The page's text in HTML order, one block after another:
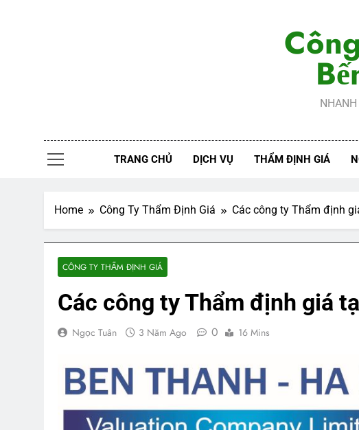
TRANG CHỦ DỊCH VỤ THẨM ĐỊNH GIÁ
Home Công Ty Thẩm Định Giá Các công ty Thẩm định
CÔNG TY THẨM ĐỊNH GIÁ
Các công ty Thẩm định giá
Ngọc Tuân 3 Năm Ago 0 16 Mins